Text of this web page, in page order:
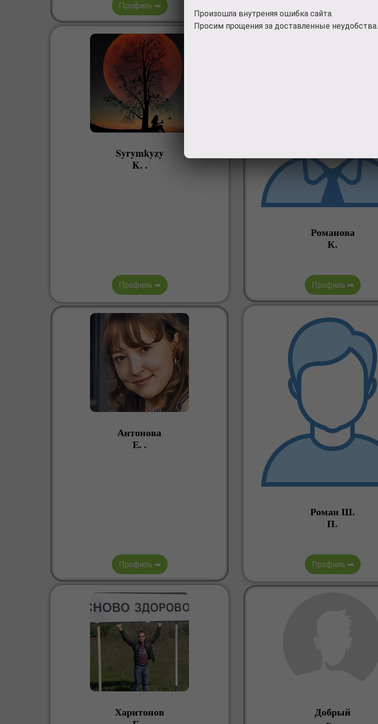
Профиль ➡
Syrymkyzy
K. .
Профиль ➡
Романова
К.
Профиль ➡
Антонова
Е. .
Профиль ➡
Роман Ш.
П.
Профиль ➡
Харитонов
Добрый
Произошла внутреняя ошибка сайта.
Просим прощения за доставленные неудобства.